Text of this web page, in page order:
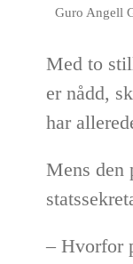
Guro Angell
Med to
er nådd,
har
Mens den
– Hvorfor